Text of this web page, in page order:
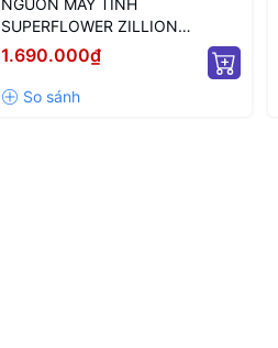
NGUỒN MÁY TÍNH
SUPERFLOWER ZILLION
80PLUS BRONZE 750W ATX 3.1
(SF-750Z12DB(DA)
1.690.000₫